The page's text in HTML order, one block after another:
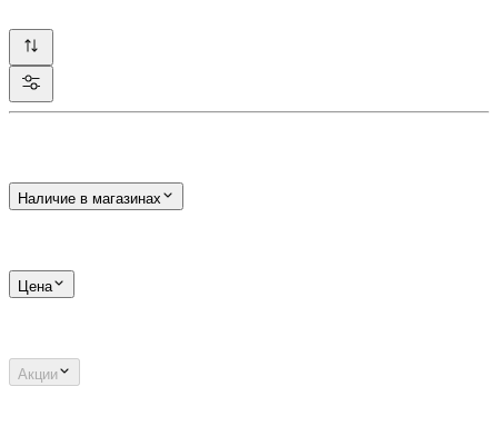
Наличие в магазинах
Цена
Акции